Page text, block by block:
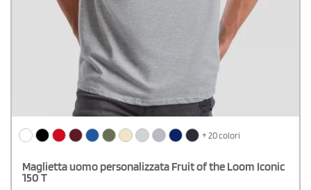
+ 20 colori
Maglietta uomo personalizzata Fruit of the Loom Iconic
150 T